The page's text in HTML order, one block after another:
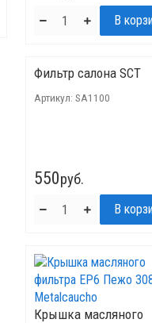
Фильтр салона SCT
Артикул: SA1100
550руб.
Крышка масляного